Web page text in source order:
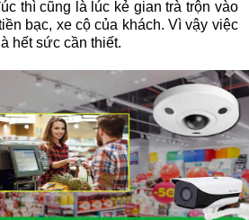
thì cũng là lúc kẻ gian trà trộn vào
bạc, xe cộ của khách. Vì vậy việc
là hết sức cần thiết.